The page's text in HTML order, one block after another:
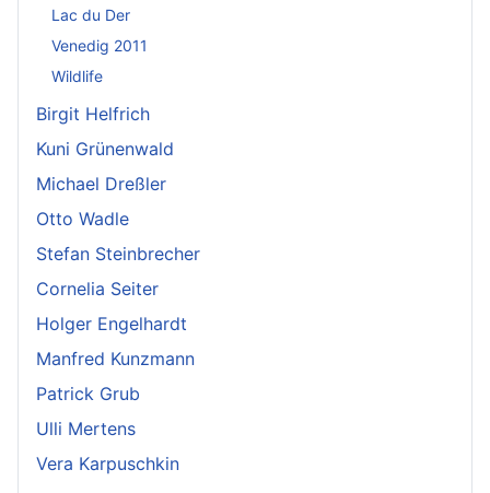
Lac du Der
Venedig 2011
Wildlife
Birgit Helfrich
Kuni Grünenwald
Michael Dreßler
Otto Wadle
Stefan Steinbrecher
Cornelia Seiter
Holger Engelhardt
Manfred Kunzmann
Patrick Grub
Ulli Mertens
Vera Karpuschkin